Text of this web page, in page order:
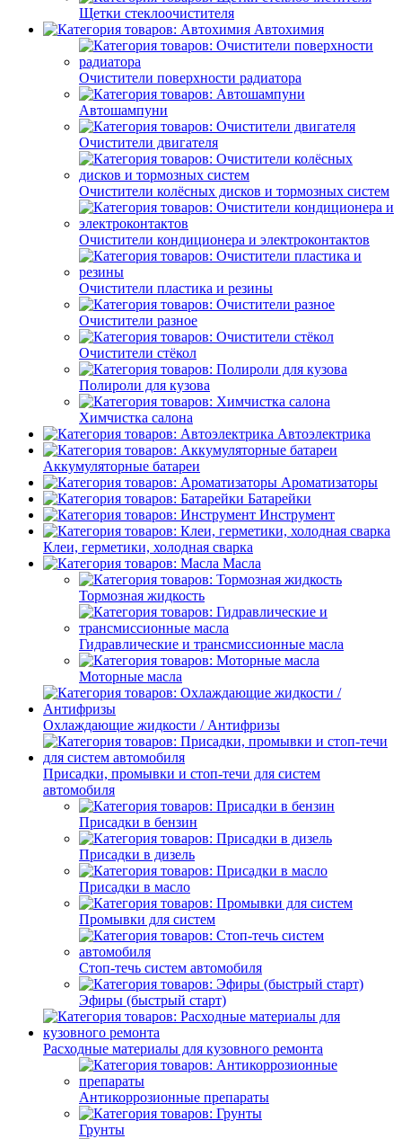
Щетки стеклоочистителя
Автохимия
Очистители поверхности радиатора
Автошампуни
Очистители двигателя
Очистители колёсных дисков и тормозных систем
Очистители кондиционера и электроконтактов
Очистители пластика и резины
Очистители разное
Очистители стёкол
Полироли для кузова
Химчистка салона
Автоэлектрика
Аккумуляторные батареи
Ароматизаторы
Батарейки
Инструмент
Клеи, герметики, холодная сварка
Масла
Тормозная жидкость
Гидравлические и трансмиссионные масла
Моторные масла
Охлаждающие жидкости / Антифризы
Присадки, промывки и стоп-течи для систем
автомобиля
Присадки в бензин
Присадки в дизель
Присадки в масло
Промывки для систем
Стоп-течь систем автомобиля
Эфиры (быстрый старт)
Расходные материалы для кузовного ремонта
Антикоррозионные препараты
Грунты